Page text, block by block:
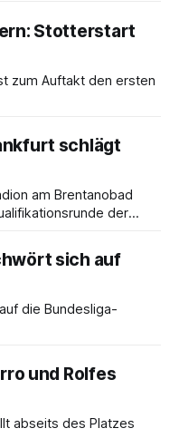
Stotterstart
zum Auftakt den ersten
schlägt
am Brentanobad
der
sich auf
die Bundesliga-
und Rolfes
abseits des Platzes